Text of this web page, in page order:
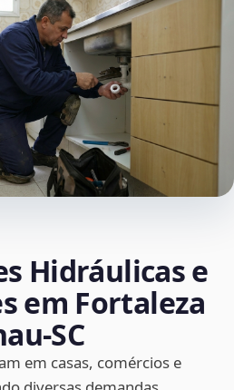
Hidráulicas e
em Fortaleza
em casas, comércios e